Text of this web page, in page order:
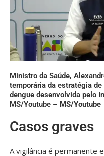
Ministro da Saúde,
temporária da estratégia
dengue desenvolvida pelo
MS/Youtube – MS/Youtube
Casos graves
A vigilância é permanente